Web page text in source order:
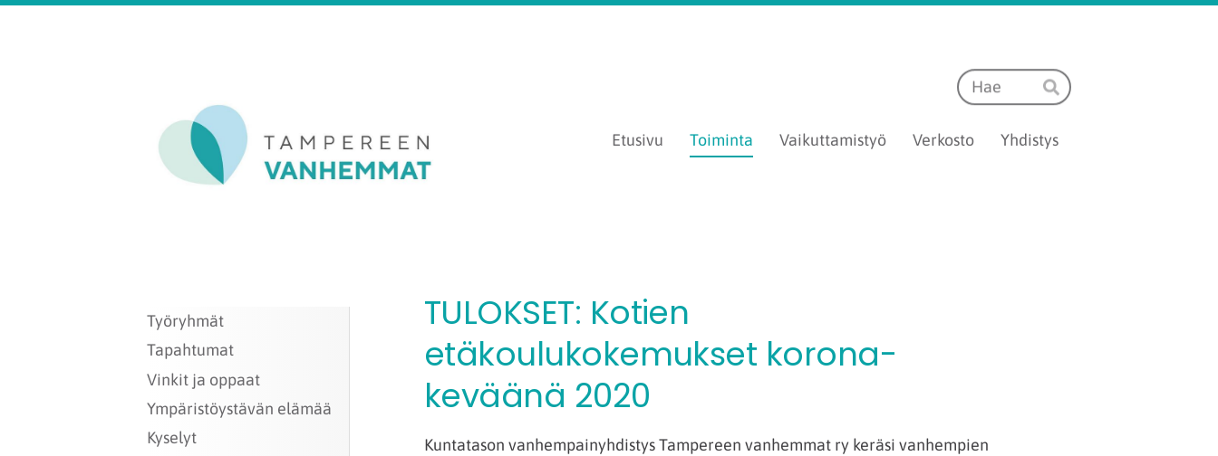
Haku
Hae
Tampereen Vanhemmat ry Etusivu Toiminta Vaikuttamistyö Verkosto Yhdistys
Työryhmät
Tapahtumat
Vinkit ja oppaat
Ympäristöystävän elämää
Kyselyt
TULOKSET: Kotien
etäkoulukokemukset korona-
keväänä 2020
Kuntatason vanhempainyhdistys Tampereen vanhemmat ry keräsi vanhempien